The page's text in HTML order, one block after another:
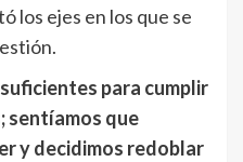
los ejes en los que se
para cumplir
sentíamos que
y decidimos redoblar